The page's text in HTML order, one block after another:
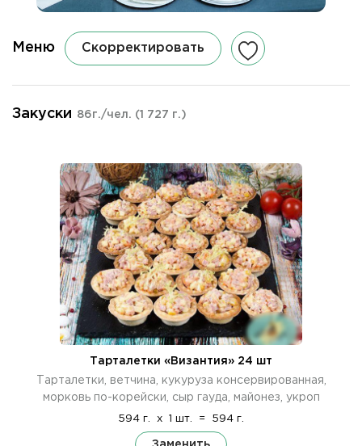
Меню Скорректировать
Закуски 86г./чел. (1 727 г.)
Тарталетки «Византия» 24 шт
Тарталетки, ветчина, кукуруза консервированная,
морковь по-корейски, сыр гауда, майонез, укроп
594 г. x 1 шт. = 594 г.
Заменить